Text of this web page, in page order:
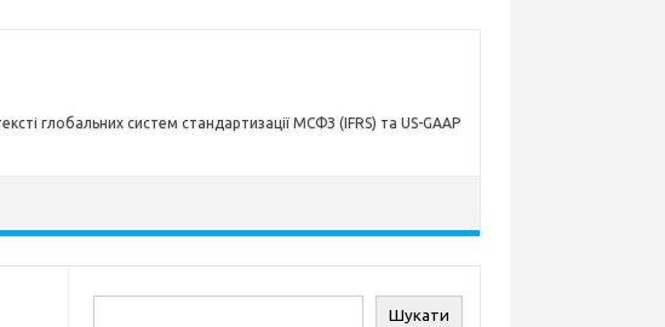
глобальних систем стандартизації МСФЗ (IFRS) та US-GAAP
Шукати